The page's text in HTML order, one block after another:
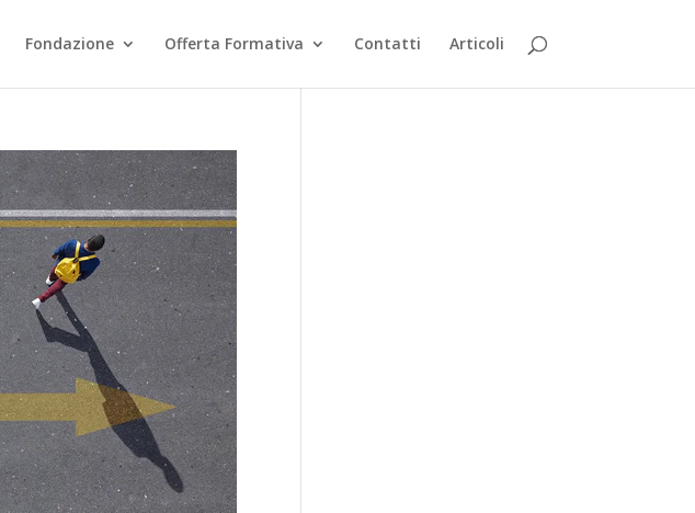
Fondazione Offerta Formativa Contatti Articoli